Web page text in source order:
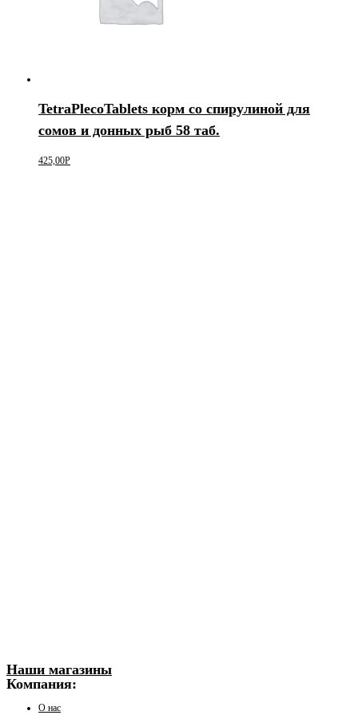
TetraPlecoTablets корм со спирулиной для
сомов и донных рыб 58 таб.
425,00Р
Наши магазины
Компания:
О нас